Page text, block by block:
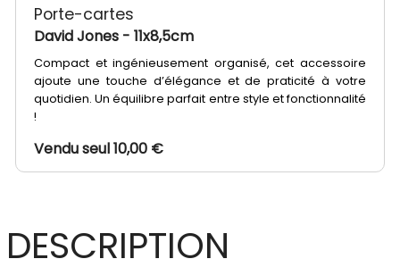
Porte-cartes
David Jones - 11x8,5cm
Compact et ingénieusement organisé, cet accessoire
ajoute une touche d’élégance et de praticité à votre
quotidien. Un équilibre parfait entre style et fonctionnalité
!
Vendu seul 10,00 €
DESCRIPTION